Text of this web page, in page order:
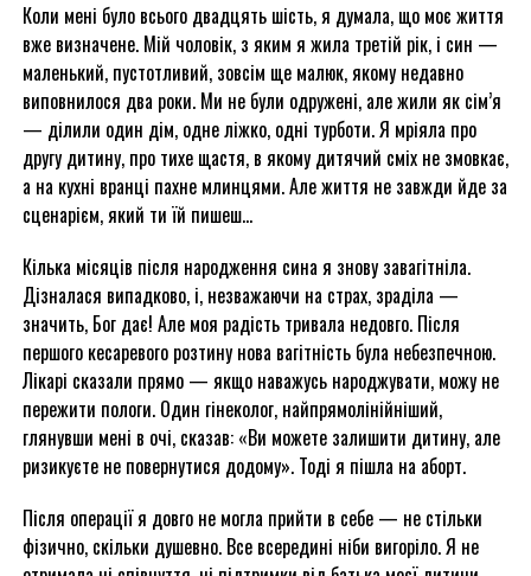
Коли мені було всього двадцять шість, я думала, що моє життя
вже визначене. Мій чоловік, з яким я жила третій рік, і син —
маленький, пустотливий, зовсім ще малюк, якому недавно
виповнилося два роки. Ми не були одружені, але жили як сім’я
— ділили один дім, одне ліжко, одні турботи. Я мріяла про
другу дитину, про тихе щастя, в якому дитячий сміх не змовкає,
а на кухні вранці пахне млинцями. Але життя не завжди йде за
сценарієм, який ти їй пишеш…
Кілька місяців після народження сина я знову завагітніла.
Дізналася випадково, і, незважаючи на страх, зраділа —
значить, Бог дає! Але моя радість тривала недовго. Після
першого кесаревого розтину нова вагітність була небезпечною.
Лікарі сказали прямо — якщо наважусь народжувати, можу не
пережити пологи. Один гінеколог, найпрямолінійніший,
глянувши мені в очі, сказав: «Ви можете залишити дитину, але
ризикуєте не повернутися додому». Тоді я пішла на аборт.
Після операції я довго не могла прийти в себе — не стільки
фізично, скільки душевно. Все всередині ніби вигоріло. Я не